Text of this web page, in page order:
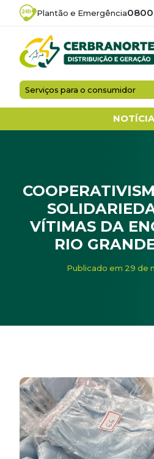
Plantão e Emergência0800
Serviços para o consumidor
VÍTIMAS DA
RIO
Campanha /
Publicado em 29 de